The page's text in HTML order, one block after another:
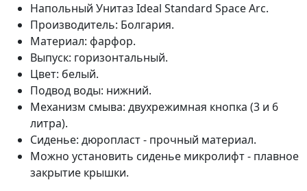
Напольный Унитаз Ideal Standard Space Arc.
Производитель: Болгария.
Материал: фарфор.
Выпуск: горизонтальный.
Цвет: белый.
Подвод воды: нижний.
Механизм смыва: двухрежимная кнопка (3 и 6
литра).
Сиденье: дюропласт - прочный материал.
Можно установить сиденье микролифт - плавное
закрытие крышки.